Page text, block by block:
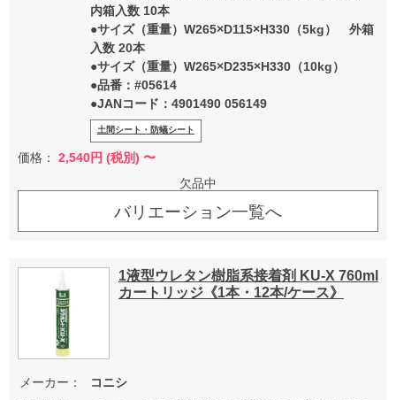
内箱入数 10本
●サイズ（重量）W265×D115×H330（5kg） 外箱
入数 20本
●サイズ（重量）W265×D235×H330（10kg）
●品番：#05614
●JANコード：4901490 056149
土間シート・防蟻シート
価格： 2,540円 (税別) 〜
欠品中
バリエーション一覧へ
1液型ウレタン樹脂系接着剤 KU-X 760ml
カートリッジ《1本・12本/ケース》
メーカー：
コニシ